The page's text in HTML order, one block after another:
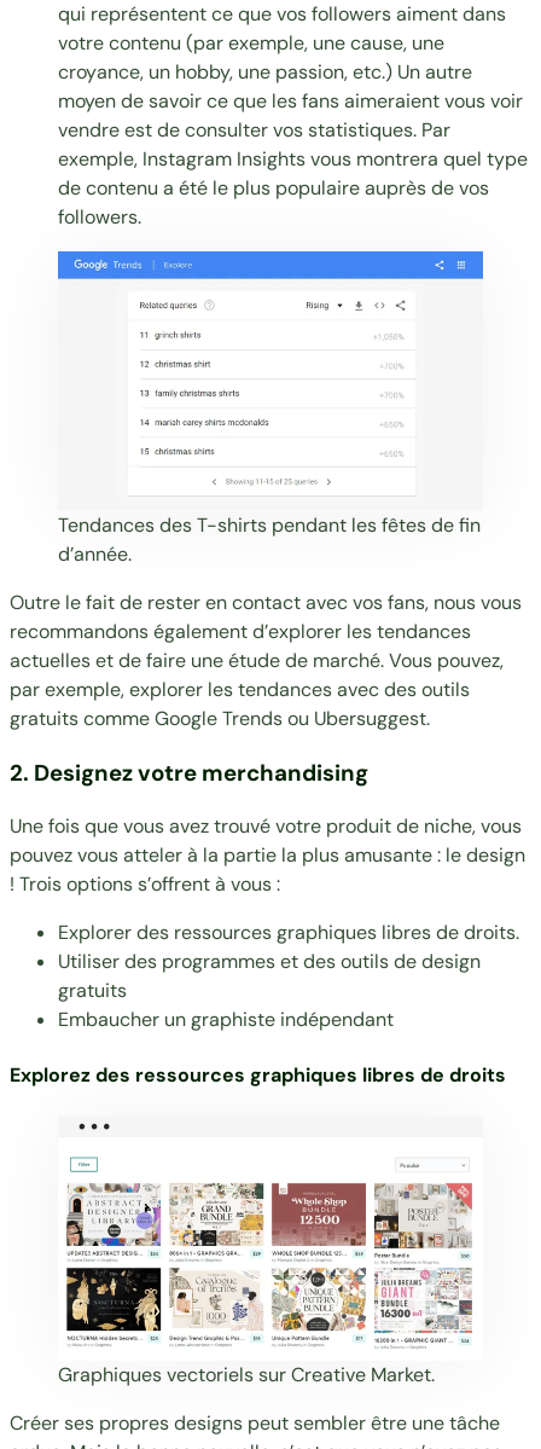
qui représentent ce que vos followers aiment dans
votre contenu (par exemple, une cause, une
croyance, un hobby, une passion, etc.) Un autre
moyen de savoir ce que les fans aimeraient vous voir
vendre est de consulter vos statistiques. Par
exemple, Instagram Insights vous montrera quel type
de contenu a été le plus populaire auprès de vos
followers.
Tendances des T-shirts pendant les fêtes de fin
d’année.
Outre le fait de rester en contact avec vos fans, nous vous
recommandons également d’explorer les tendances
actuelles et de faire une étude de marché. Vous pouvez,
par exemple, explorer les tendances avec des outils
gratuits commeGoogle Trendsou Ubersuggest.
2. Designez votre merchandising
Une fois que vous avez trouvé votre produit de niche, vous
pouvez vous atteler à la partie la plus amusante : le design
! Trois options s’offrent à vous :
Explorer des ressources graphiques libres de droits.
Utiliser des programmes et des outils de design
gratuits
Embaucher un graphiste indépendant
Explorez des ressources graphiques libres de droits
Graphiques vectoriels surCreative Market.
Créer ses propres designs peut sembler être une tâche